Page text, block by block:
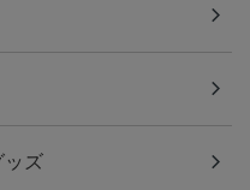
ッズ